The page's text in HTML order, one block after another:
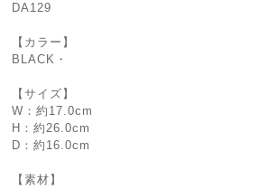
DA129
【カラー】
BLACK・
【サイズ】
W：約17.0cm
H：約26.0cm
D：約16.0cm
【素材】